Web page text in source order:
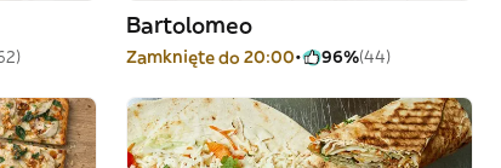
Bartolomeo
Zamknięte do 20:00 96%(44)